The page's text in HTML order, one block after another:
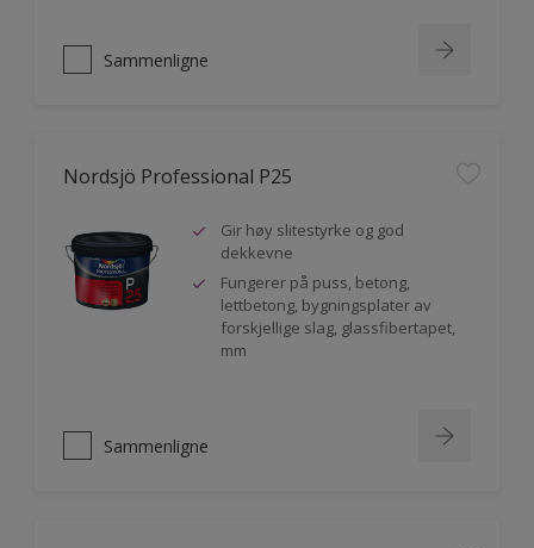
Sammenligne
Nordsjö Professional P25
Gir høy slitestyrke og god
dekkevne
Fungerer på puss, betong,
lettbetong, bygningsplater av
forskjellige slag, glassfibertapet,
mm
Sammenligne